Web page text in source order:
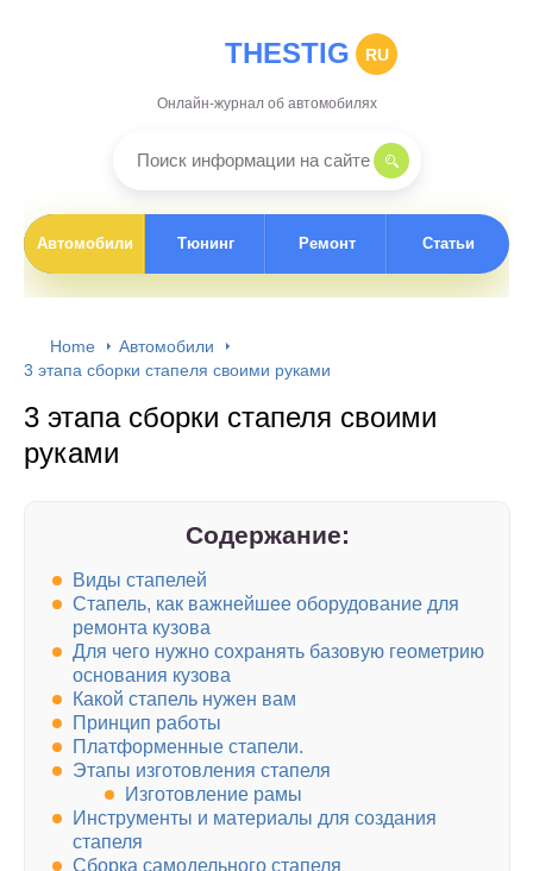
THESTIG RU
Онлайн-журнал об автомобилях
Автомобили Тюнинг Ремонт Статьи
Home
Автомобили
3 этапа сборки стапеля своими руками
3 этапа сборки стапеля своими
руками
Содержание:
Виды стапелей
Стапель, как важнейшее оборудование для
ремонта кузова
Для чего нужно сохранять базовую геометрию
основания кузова
Какой стапель нужен вам
Принцип работы
Платформенные стапели.
Этапы изготовления стапеля
Изготовление рамы
Инструменты и материалы для создания
стапеля
Сборка самодельного стапеля